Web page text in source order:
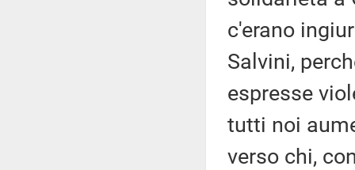
c'erano
Salvini,
espresse
tutti noi
verso chi,